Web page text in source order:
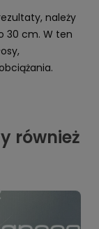
należy
30 cm. W ten
również